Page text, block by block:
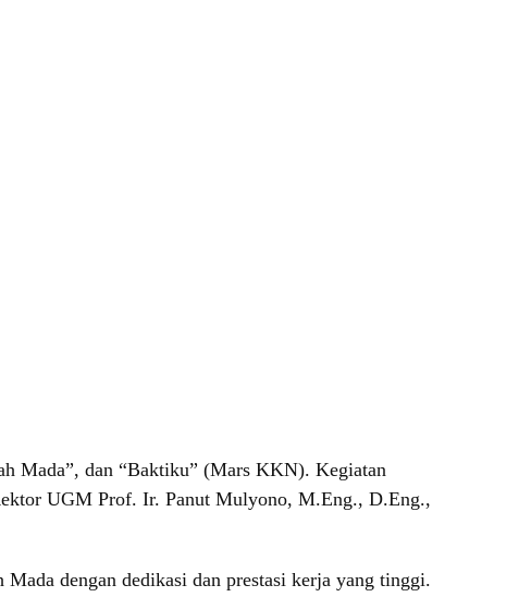
Mada”, dan “Baktiku” (Mars KKN). Kegiatan
UGM Prof. Ir. Panut Mulyono, M.Eng., D.Eng.,
dengan dedikasi dan prestasi kerja yang tinggi.